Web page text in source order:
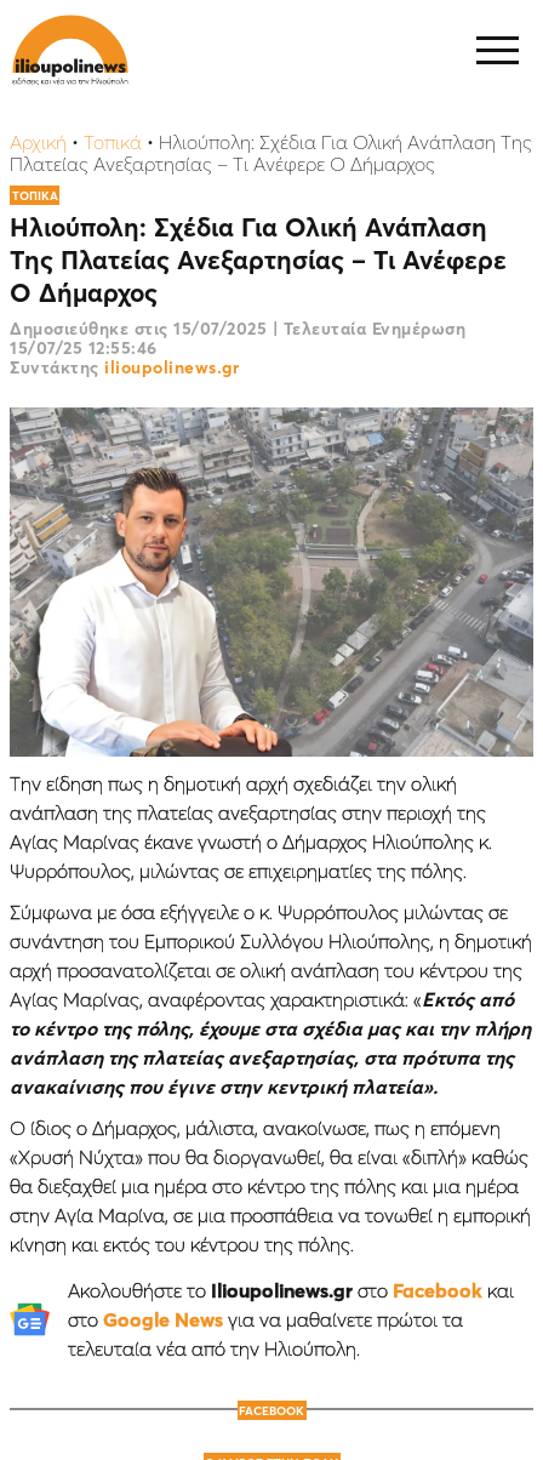
Αρχική • Τοπικά • Ηλιούπολη: Σχέδια Για Ολική Ανάπλαση Της
Πλατείας Ανεξαρτησίας – Τι Ανέφερε Ο Δήμαρχος
ΤΟΠΙΚΑ
Ηλιούπολη: Σχέδια Για Ολική Ανάπλαση
Της Πλατείας Ανεξαρτησίας – Τι Ανέφερε
Ο Δήμαρχος
Δημοσιεύθηκε στις 15/07/2025 | Τελευταία Ενημέρωση
15/07/25 12:55:46
Συντάκτης ilioupolinews.gr
Την είδηση πως η δημοτική αρχή σχεδιάζει την ολική
ανάπλαση της πλατείας ανεξαρτησίας στην περιοχή της
Αγίας Μαρίνας έκανε γνωστή ο Δήμαρχος Ηλιούπολης κ.
Ψυρρόπουλος, μιλώντας σε επιχειρηματίες της πόλης.
Σύμφωνα με όσα εξήγγειλε ο κ. Ψυρρόπουλος μιλώντας σε
συνάντηση του Εμπορικού Συλλόγου Ηλιούπολης, η δημοτική
αρχή προσανατολίζεται σε ολική ανάπλαση του κέντρου της
Αγίας Μαρίνας, αναφέροντας χαρακτηριστικά: «Εκτός από
το κέντρο της πόλης, έχουμε στα σχέδια μας και την πλήρη
ανάπλαση της πλατείας ανεξαρτησίας, στα πρότυπα της
ανακαίνισης που έγινε στην κεντρική πλατεία».
Ο ίδιος ο Δήμαρχος, μάλιστα, ανακοίνωσε, πως η επόμενη
«Χρυσή Νύχτα» που θα διοργανωθεί, θα είναι «διπλή» καθώς
θα διεξαχθεί μια ημέρα στο κέντρο της πόλης και μια ημέρα
στην Αγία Μαρίνα, σε μια προσπάθεια να τονωθεί η εμπορική
κίνηση και εκτός του κέντρου της πόλης.
Ακολουθήστε το Ilioupolinews.grστο Facebookκαι
στο Google Newsγια να μαθαίνετε πρώτοι τα
τελευταία νέα από την Ηλιούπολη.
FACEBOOK